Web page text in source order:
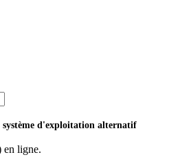
système d'exploitation alternatif
en ligne.